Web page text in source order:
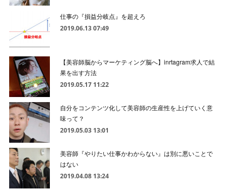
仕事の『損益分岐点』を超えろ
2019.06.13 07:49
【美容師脳からマーケティング脳へ】inrtagram求人で結
果を出す方法
2019.05.17 11:22
自分をコンテンツ化して美容師の生産性を上げていく意
味って？
2019.05.03 13:01
美容師『やりたい仕事かわからない』は別に悪いことで
はない
2019.04.08 13:24